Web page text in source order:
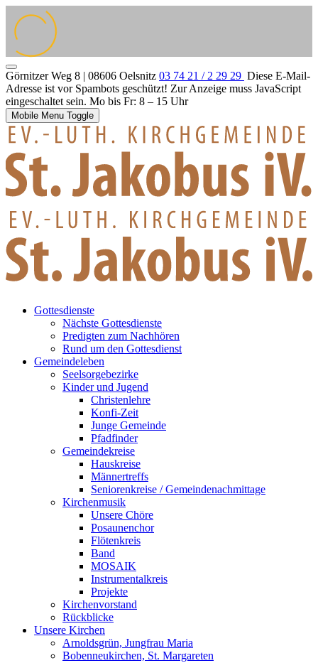
Görnitzer Weg 8 | 08606 Oelsnitz 03 74 21 / 2 29 29 Diese E-Mail-
Adresse ist vor Spambots geschützt! Zur Anzeige muss JavaScript
eingeschaltet sein. Mo bis Fr: 8 – 15 Uhr
Mobile Menu Toggle
Gottesdienste
Nächste Gottesdienste
Predigten zum Nachhören
Rund um den Gottesdienst
Gemeindeleben
Seelsorgebezirke
Kinder und Jugend
Christenlehre
Konfi-Zeit
Junge Gemeinde
Pfadfinder
Gemeindekreise
Hauskreise
Männertreffs
Seniorenkreise / Gemeindenachmittage
Kirchenmusik
Unsere Chöre
Posaunenchor
Flötenkreis
Band
MOSAIK
Instrumentalkreis
Projekte
Kirchenvorstand
Rückblicke
Unsere Kirchen
Arnoldsgrün, Jungfrau Maria
Bobenneukirchen, St. Margareten